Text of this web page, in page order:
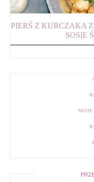
PIERŚ Z KURCZAKA
SOSIE